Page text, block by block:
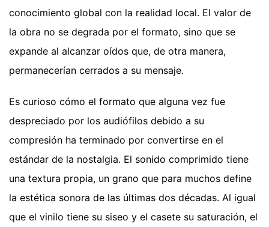
conocimiento global con la realidad local. El valor de
la obra no se degrada por el formato, sino que se
expande al alcanzar oídos que, de otra manera,
permanecerían cerrados a su mensaje.
Es curioso cómo el formato que alguna vez fue
despreciado por los audiófilos debido a su
compresión ha terminado por convertirse en el
estándar de la nostalgia. El sonido comprimido tiene
una textura propia, un grano que para muchos define
la estética sonora de las últimas dos décadas. Al igual
que el vinilo tiene su siseo y el casete su saturación, el